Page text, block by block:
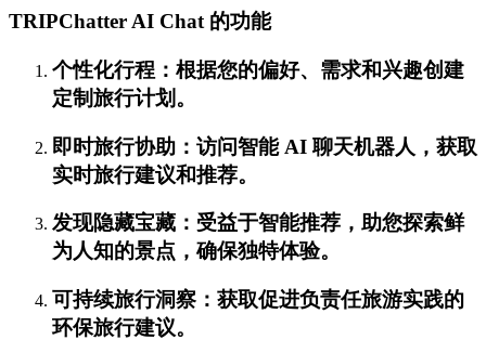
TRIPChatter AI Chat 的功能
个性化行程：根据您的偏好、需求和兴趣创建
定制旅行计划。
即时旅行协助：访问智能 AI 聊天机器人，获取
实时旅行建议和推荐。
发现隐藏宝藏：受益于智能推荐，助您探索鲜
为人知的景点，确保独特体验。
可持续旅行洞察：获取促进负责任旅游实践的
环保旅行建议。